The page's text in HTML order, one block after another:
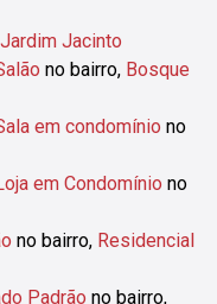
Jardim Jacinto
no bairro, Bosque
em condomínio no
em Condomínio no
no bairro, Residencial
Padrão no bairro,